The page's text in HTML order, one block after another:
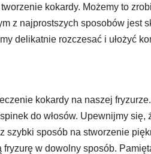
tworzenie kokardy. Możemy to
z najprostszych sposobów jest
delikatnie rozczesać i ułożyć
kokardy na naszej
do włosów. Upewnijmy
szybki sposób na stworzenie
w dowolny sposób.